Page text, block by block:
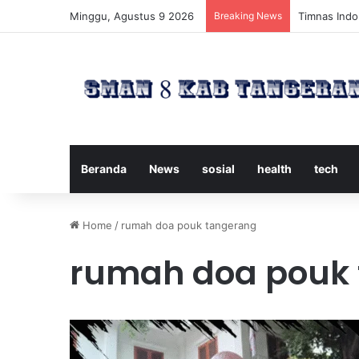
Minggu, Agustus 9 2026 Breaking News Timnas
Beranda News sosial health tech
Home / rumah doa pouk tangerang
rumah doa